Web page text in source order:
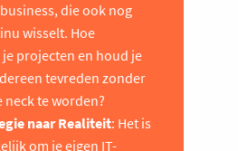
die ook nog
wisselt. Hoe
projecten en houd je
tevreden zonder
neck te worden?
naar Realiteit: Het is
om je eigen IT-